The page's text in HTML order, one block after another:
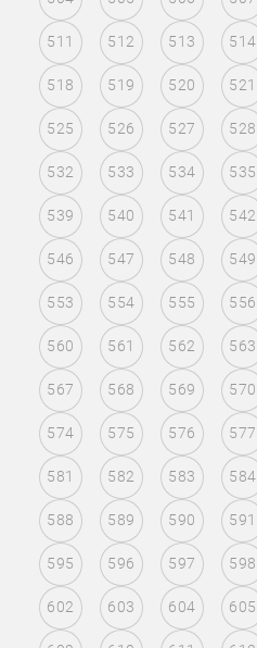
511 512 513 514
518 519 520 521
525 526 527 528
532 533 534 535
539 540 541 542
546 547 548 549
553 554 555 556
560 561 562 563
567 568 569 570
574 575 576 577
581 582 583 584
588 589 590 591
595 596 597 598
602 603 604 605